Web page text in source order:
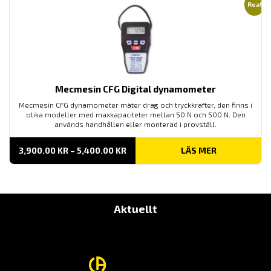
Rea!
Mecmesin CFG Digital dynamometer
Mecmesin CFG dynamometer mäter drag och tryckkrafter, den finns i
olika modeller med maxkapaciteter mellan 50 N och 500 N. Den
används handhållen eller monterad i provställ.
3,900.00 KR – 5,400.00 KRPRISINTERVALL:
TILL
LÄS MER
Aktuellt